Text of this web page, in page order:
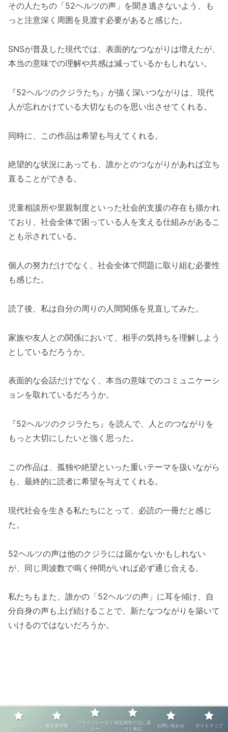
その人たちの「52ヘルツの声」を聞き逃さないよう、も
っと注意深く周囲を見渡す必要があると感じた。
SNSが普及した現代では、表面的なつながりは増えたが、
本当の意味での理解や共感は減っているかもしれない。
『52ヘルツのクジラたち』が描く深いつながりは、現代
人が忘れかけている大切なものを思い出させてくれる。
同時に、この作品は希望も与えてくれる。
絶望的な状況にあっても、誰かとのつながりがあれば立ち
直ることができる。
児童相談所や里親制度といった社会的支援の存在も描かれ
ており、社会全体で困っている人を支える仕組みがあるこ
とも示されている。
個人の努力だけでなく、社会全体で問題に取り組む必要性
も感じた。
読了後、私は自分の周りの人間関係を見直してみた。
家族や友人との関係において、相手の気持ちを理解しよう
としているだろうか。
表面的な会話だけでなく、本当の意味でのコミュニケーシ
ョンを取れているだろうか。
『52ヘルツのクジラたち』を読んで、人とのつながりを
もっと大切にしたいと強く思った。
この作品は、孤独や絶望といった重いテーマを扱いながら
も、最終的に読者に希望を与えてくれる。
現代社会を生きる私たちにとって、必読の一冊だと感じ
た。
52ヘルツの声は他のクジラには届かないかもしれない
が、同じ周波数で鳴く仲間がいれば必ず通じ合える。
私たちもまた、誰かの「52ヘルツの声」に耳を傾け、自
分自身の声も上げ続けることで、新たなつながりを築いて
いけるのではないだろうか。
ホーム 運営者情報
プライバシーポリ
シー
特定商取引法に基
づく表記
お問い合わせ サイトマップ